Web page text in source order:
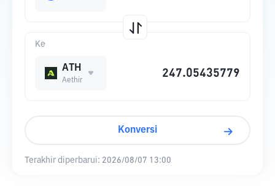
Ke
ATH
Aethir
Konversi
Terakhir diperbarui: 2026/08/07 13:00